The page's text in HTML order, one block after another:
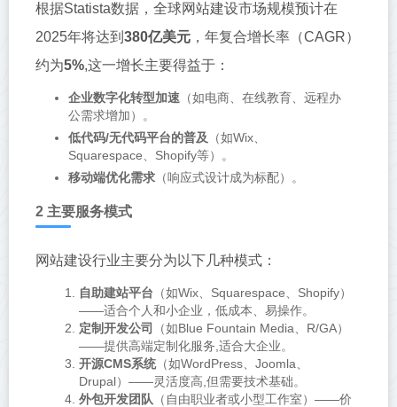
根据Statista数据，全球网站建设市场规模预计在
2025年将达到 380亿美元 ，年复合增长率（CAGR）
约为5%,这一增长主要得益于：
企业数字化转型加速（如电商、在线教育、远程办
公需求增加）。
低代码/无代码平台的普及
（如Wix、
Squarespace、Shopify等）。
移动端优化需求（响应式设计成为标配）。
2 主要服务模式
网站建设行业主要分为以下几种模式：
自助建站平台 （如Wix、Squarespace、Shopify）
——适合个人和小企业，低成本、易操作。
定制开发公司
（如Blue Fountain Media、R/GA）
——提供高端定制化服务,适合大企业。
开源CMS系统（如WordPress、Joomla、
Drupal）——灵活度高,但需要技术基础。
外包开发团队 （自由职业者或小型工作室）——价